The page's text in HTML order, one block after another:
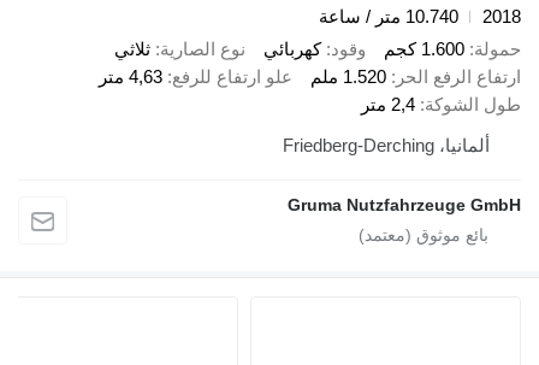
2018
10.740 متر / ساعة
حمولة 1.600 كجم وقود كهربائي نوع الصارية ثلاثي
ارتفاع الرفع الحر
1.520 ملم علو ارتفاع للرفع 4,63 متر
طول الشوكة 2,4 متر
ألمانيا، Friedberg-Derching
Gruma Nutzfahrzeuge GmbH